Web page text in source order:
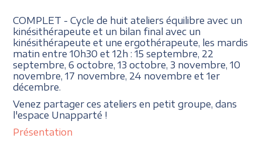
COMPLET - Cycle de huit ateliers équilibre avec un
kinésithérapeute et un bilan final avec un
kinésithérapeute et une ergothérapeute, les mardis
matin entre 10h30 et 12h : 15 septembre, 22
septembre, 6 octobre, 13 octobre, 3 novembre, 10
novembre, 17 novembre, 24 novembre et 1er
décembre.
Venez partager ces ateliers en petit groupe, dans
l'espace Unapparté !
Présentation